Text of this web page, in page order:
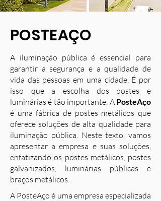
POSTEAÇO
A iluminação pública é essencial para
garantir a segurança e a qualidade de
vida das pessoas em uma cidade. É por
isso que a escolha dos postes e
luminárias é tão importante. A PosteAço
é uma fábrica de postes metálicos que
oferece soluções de alta qualidade para
iluminação pública. Neste texto, vamos
apresentar a empresa e suas soluções,
enfatizando os postes metálicos, postes
galvanizados, luminárias públicas e
braços metálicos.
A PosteAço é uma empresa especializada